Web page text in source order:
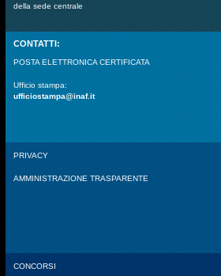
della sede centrale
CONTATTI:
POSTA ELETTRONICA CERTIFICATA
Ufficio stampa:
ufficiostampa@inaf.it
PRIVACY
AMMINISTRAZIONE TRASPARENTE
CONCORSI